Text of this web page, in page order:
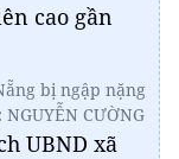
cao gần
bị ngập nặng
CƯỜNG
UBND xã